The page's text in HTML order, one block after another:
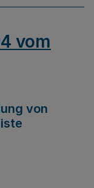
vom
von